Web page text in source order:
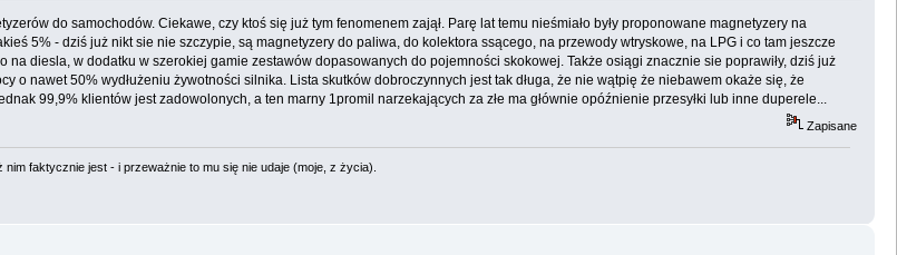
do samochodów. Ciekawe, czy ktoś się już tym fenomenem zajął. Parę lat temu nieśmiało były proponowane magnetyzery na
5% - dziś już nikt sie nie szczypie, są magnetyzery do paliwa, do kolektora ssącego, na przewody wtryskowe, na LPG i co tam jeszcze
na diesla, w dodatku w szerokiej gamie zestawów dopasowanych do pojemności skokowej. Także osiągi znacznie sie poprawiły, dziś już
o nawet 50% wydłużeniu żywotności silnika. Lista skutków dobroczynnych jest tak długa, że nie wątpię że niebawem okaże się, że
99,9% klientów jest zadowolonych, a ten marny 1promil narzekających za złe ma głównie opóźnienie przesyłki lub inne duperele...
Zapisane
faktycznie jest - i przeważnie to mu się nie udaje (moje, z życia).